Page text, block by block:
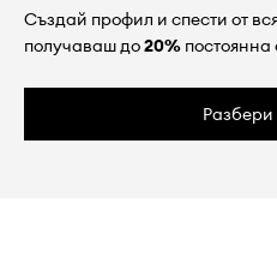
Създай профил и спести от
получаваш до20% постоянна
Разбери